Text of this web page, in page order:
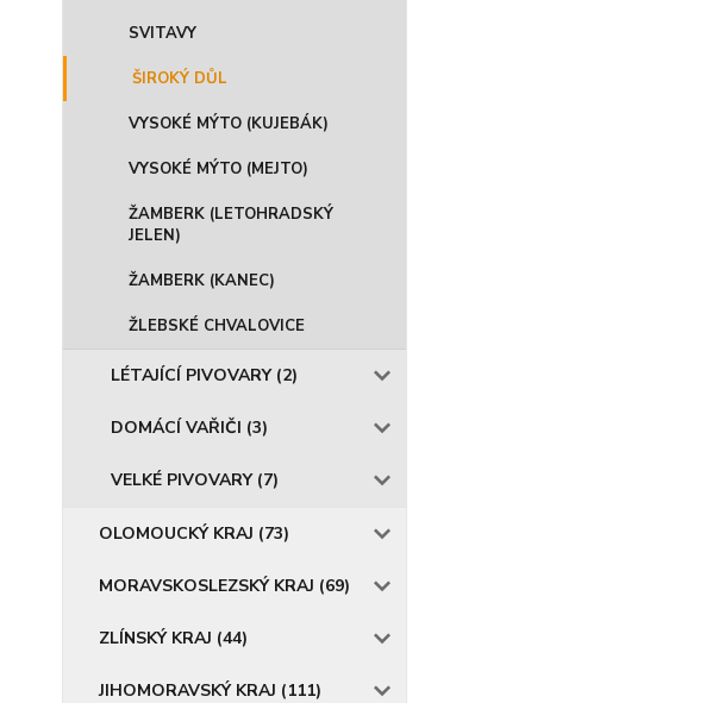
SVITAVY
ŠIROKÝ DŮL
VYSOKÉ MÝTO (KUJEBÁK)
VYSOKÉ MÝTO (MEJTO)
ŽAMBERK (LETOHRADSKÝ
JELEN)
ŽAMBERK (KANEC)
ŽLEBSKÉ CHVALOVICE
LÉTAJÍCÍ PIVOVARY (2)
DOMÁCÍ VAŘIČI (3)
VELKÉ PIVOVARY (7)
OLOMOUCKÝ KRAJ (73)
MORAVSKOSLEZSKÝ KRAJ (69)
ZLÍNSKÝ KRAJ (44)
JIHOMORAVSKÝ KRAJ (111)